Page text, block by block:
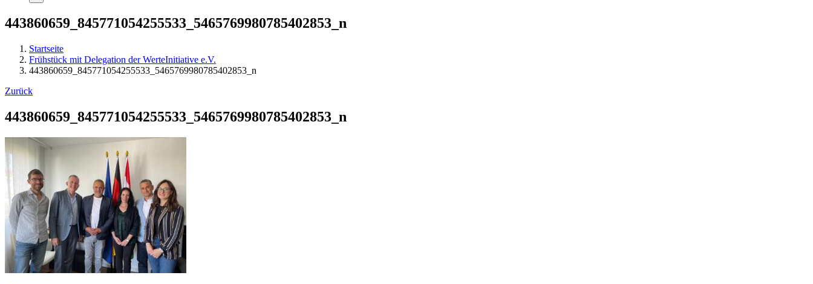
443860659_845771054255533_5465769980785402853_n
Startseite
Frühstück mit Delegation der WerteInitiative e.V.
443860659_845771054255533_5465769980785402853_n
Zurück
443860659_845771054255533_5465769980785402853_n